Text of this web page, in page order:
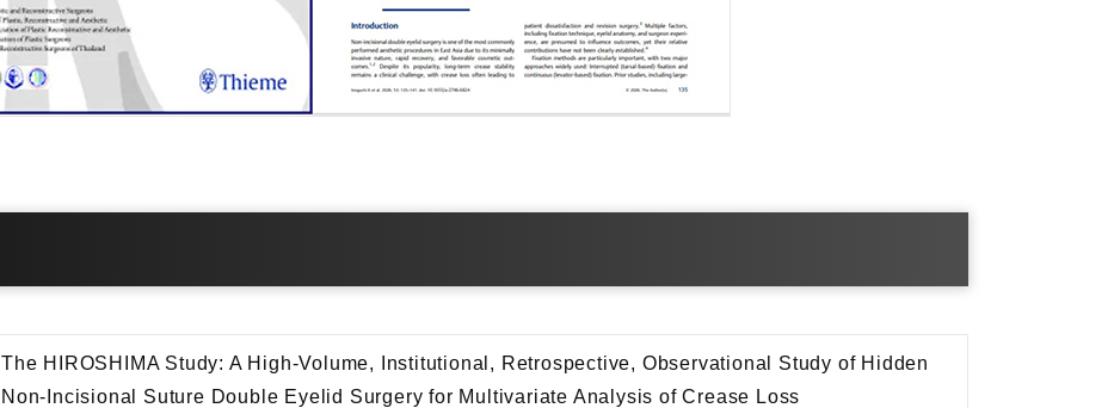
The HIROSHIMA Study: A High-Volume, Institutional, Retrospective, Observational Study of Hidden
Non-Incisional Suture Double Eyelid Surgery for Multivariate Analysis of Crease Loss